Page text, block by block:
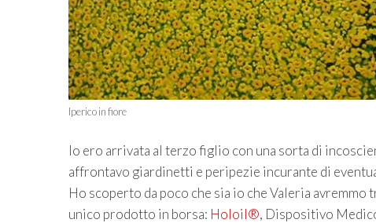
Iperico in fiore
Io ero arrivata al terzo figlio con una sorta di
affrontavo giardinetti e peripezie incurante di
Ho scoperto da poco che sia io che Valeria
unico prodotto in borsa: Holoil®, Dispositivo